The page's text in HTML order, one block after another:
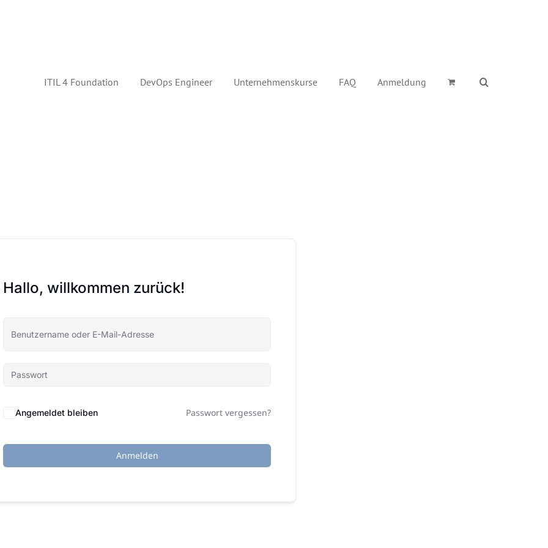
ITIL 4 Foundation DevOps Engineer Unternehmenskurse FAQ Anmeldung
Hallo, willkommen zurück!
Angemeldet bleiben Passwort vergessen?
Anmelden